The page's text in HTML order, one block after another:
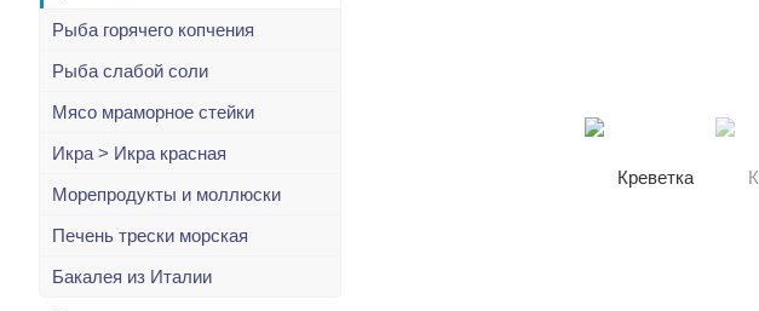
Рыба горячего копчения
Рыба слабой соли
Мясо мраморное стейки
Икра > Икра красная
Морепродукты и моллюски
Печень трески морская
Бакалея из Италии